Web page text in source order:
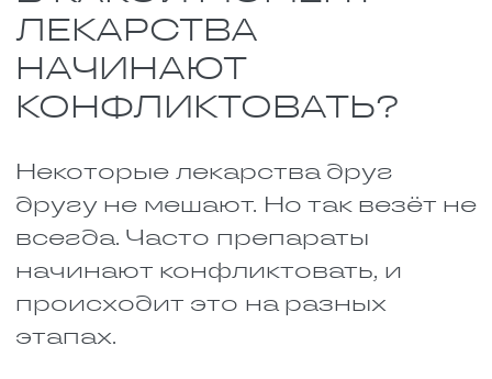
отдельности безобидны, вместе
превращаются в настоящий яд.
Вот несколько реальных
примеров. Список неполный, но
он показывает, как важно быть
Примеры:
Пенициллины, тетрациклины и
цефалоспорины. Это всё
антибиотики. Каждый сам по
себе хорошо справляется с
бактериями. Но если начать
принимать их вместе, они
начинают мешать друг другу.